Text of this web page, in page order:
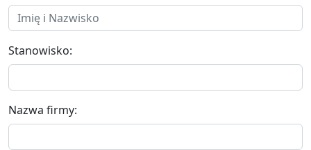
Stanowisko:
Nazwa firmy: